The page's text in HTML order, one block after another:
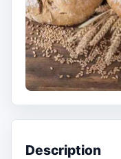
Description